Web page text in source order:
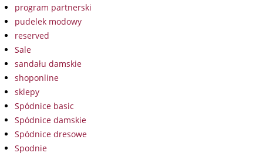
program partnerski
pudelek modowy
reserved
Sale
sandału damskie
shoponline
sklepy
Spódnice basic
Spódnice damskie
Spódnice dresowe
Spodnie